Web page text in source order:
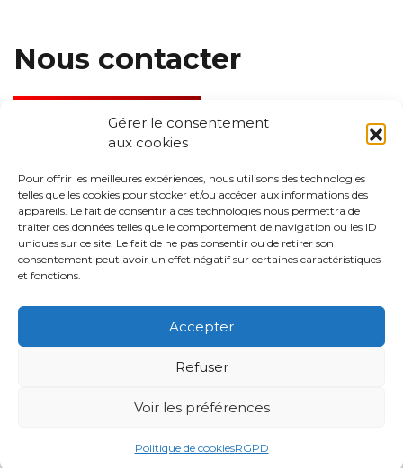
Gérer le consentement
aux cookies
Pour offrir les meilleures expériences, nous utilisons des technologies
telles que les cookies pour stocker et/ou accéder aux informations des
appareils. Le fait de consentir à ces technologies nous permettra de
traiter des données telles que le comportement de navigation ou les ID
uniques sur ce site. Le fait de ne pas consentir ou de retirer son
consentement peut avoir un effet négatif sur certaines caractéristiques
et fonctions.
Accepter
Refuser
Voir les préférences
Politique de cookiesRGPD
Nous contacter
14 boulevard de Strasbourg,
31000 Toulouse
+33 9 72 10 10 30
marque@argyma.com